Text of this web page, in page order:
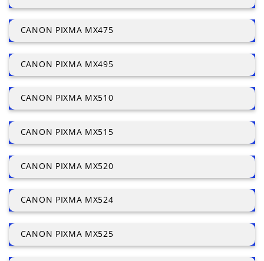
CANON PIXMA MX475
CANON PIXMA MX495
CANON PIXMA MX510
CANON PIXMA MX515
CANON PIXMA MX520
CANON PIXMA MX524
CANON PIXMA MX525